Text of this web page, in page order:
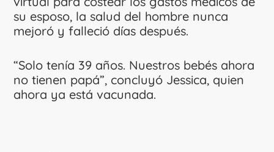
su esposo, la salud del hombre nunca
mejoró y falleció días después.
“Solo tenía 39 años. Nuestros bebés ahora
no tienen papá”, concluyó Jessica, quien
ahora ya está vacunada.